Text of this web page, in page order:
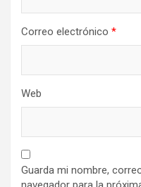
Correo electrónico *
Web
Guarda mi nombre,